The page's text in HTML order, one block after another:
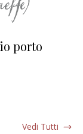
porto
Vedi Tutti